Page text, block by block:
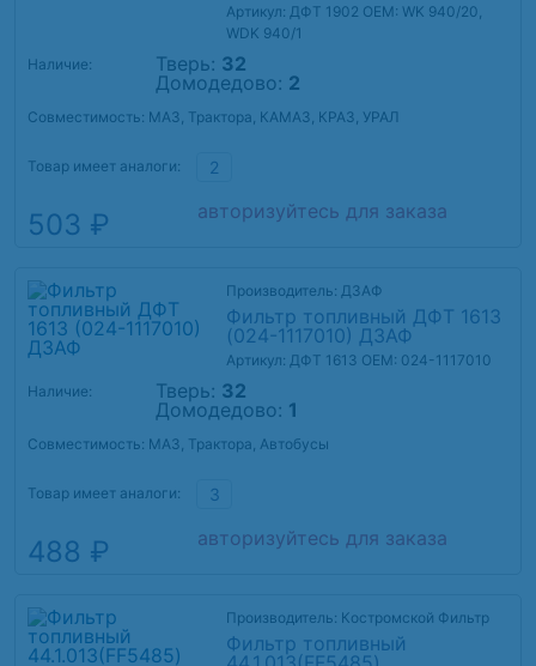
Артикул: ДФТ 1902 OEM: WK 940/20,
WDK 940/1
Наличие:
Тверь: 32
Домодедово: 2
Совместимость: МАЗ, Трактора, КАМАЗ, КРАЗ, УРАЛ
Товар имеет аналоги: 2
503 ₽ авторизуйтесь для заказа
Производитель: ДЗАФ
Фильтр топливный ДФТ 1613
(024-1117010) ДЗАФ
Артикул: ДФТ 1613 OEM: 024-1117010
Наличие:
Тверь: 32
Домодедово: 1
Совместимость: МАЗ, Трактора, Автобусы
Товар имеет аналоги: 3
488 ₽ авторизуйтесь для заказа
Производитель: Костромской Фильтр
Фильтр топливный